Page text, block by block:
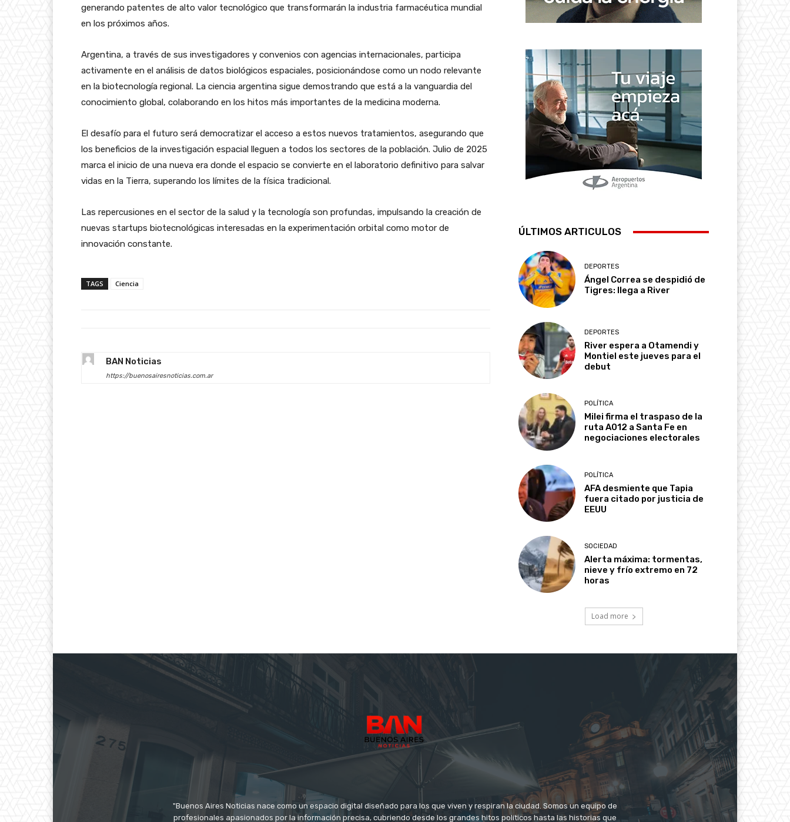
generando patentes de alto valor tecnológico que transformarán la industria farmacéutica mundial
en los próximos años.
Argentina, a través de sus investigadores y convenios con agencias internacionales, participa
activamente en el análisis de datos biológicos espaciales, posicionándose como un nodo relevante
en la biotecnología regional. La ciencia argentina sigue demostrando que está a la vanguardia del
conocimiento global, colaborando en los hitos más importantes de la medicina moderna.
El desafío para el futuro será democratizar el acceso a estos nuevos tratamientos, asegurando que
los beneficios de la investigación espacial lleguen a todos los sectores de la población. Julio de 2025
marca el inicio de una nueva era donde el espacio se convierte en el laboratorio definitivo para salvar
vidas en la Tierra, superando los límites de la física tradicional.
Las repercusiones en el sector de la salud y la tecnología son profundas, impulsando la creación de
nuevas startups biotecnológicas interesadas en la experimentación orbital como motor de
innovación constante.
TAGS Ciencia
BAN Noticias
https://buenosairesnoticias.com.ar
ÚLTIMOS ARTICULOS
DEPORTES
Ángel Correa se despidió de
Tigres: llega a River
DEPORTES
River espera a Otamendi y
Montiel este jueves para el
debut
POLÍTICA
Milei firma el traspaso de la
ruta A012 a Santa Fe en
negociaciones electorales
POLÍTICA
AFA desmiente que Tapia
fuera citado por justicia de
EEUU
SOCIEDAD
Alerta máxima: tormentas,
nieve y frío extremo en 72
horas
Load more
"Buenos Aires Noticias nace como un espacio digital diseñado para los que viven y respiran la ciudad. Somos un equipo de
profesionales apasionados por la información precisa, cubriendo desde los grandes hitos políticos hasta las historias que